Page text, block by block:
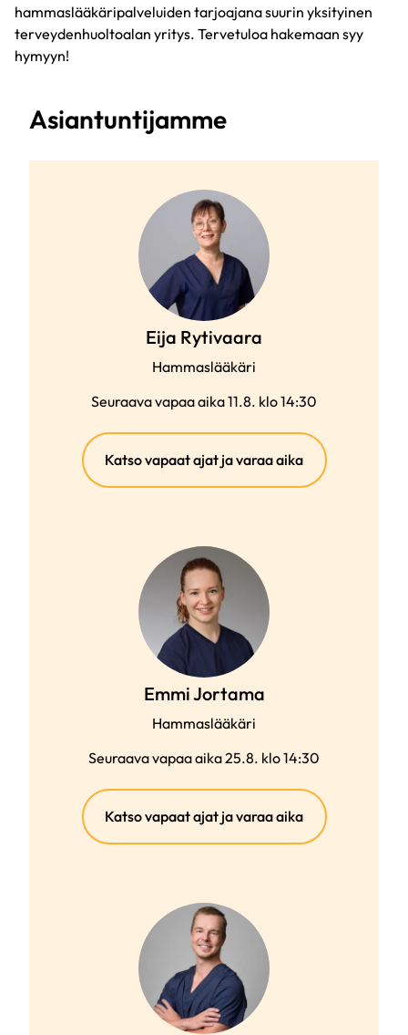
hammaslääkäripalveluiden tarjoajana suurin yksityinen
terveydenhuoltoalan yritys. Tervetuloa hakemaan syy
hymyyn!
Asiantuntijamme
Eija Rytivaara
Hammaslääkäri
Seuraava vapaa aika 11.8. klo 14:30
Katso vapaat ajat ja varaa aika(ulkoinen
linkki)
Emmi Jortama
Hammaslääkäri
Seuraava vapaa aika 25.8. klo 14:30
Katso vapaat ajat ja varaa aika(ulkoinen
linkki)